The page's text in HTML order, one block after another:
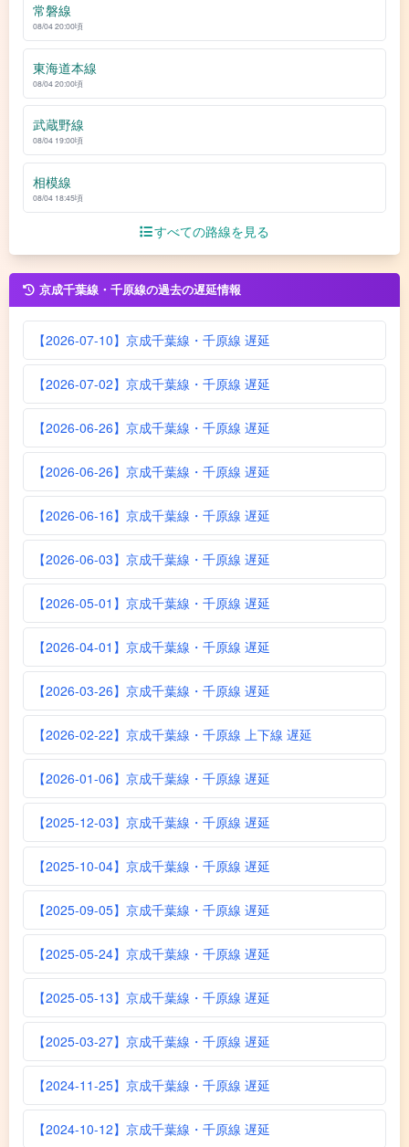
常磐線
08/04 20:00頃
東海道本線
08/04 20:00頃
武蔵野線
08/04 19:00頃
相模線
08/04 18:45頃
すべての路線を見る
京成千葉線・千原線の過去の遅延情報
【2026-07-10】京成千葉線・千原線 遅延
【2026-07-02】京成千葉線・千原線 遅延
【2026-06-26】京成千葉線・千原線 遅延
【2026-06-26】京成千葉線・千原線 遅延
【2026-06-16】京成千葉線・千原線 遅延
【2026-06-03】京成千葉線・千原線 遅延
【2026-05-01】京成千葉線・千原線 遅延
【2026-04-01】京成千葉線・千原線 遅延
【2026-03-26】京成千葉線・千原線 遅延
【2026-02-22】京成千葉線・千原線 上下線 遅延
【2026-01-06】京成千葉線・千原線 遅延
【2025-12-03】京成千葉線・千原線 遅延
【2025-10-04】京成千葉線・千原線 遅延
【2025-09-05】京成千葉線・千原線 遅延
【2025-05-24】京成千葉線・千原線 遅延
【2025-05-13】京成千葉線・千原線 遅延
【2025-03-27】京成千葉線・千原線 遅延
【2024-11-25】京成千葉線・千原線 遅延
【2024-10-12】京成千葉線・千原線 遅延